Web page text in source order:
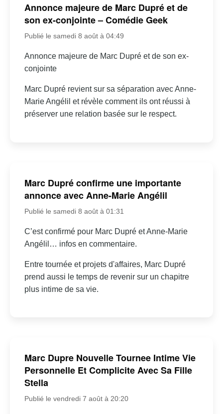
Annonce majeure de Marc Dupré et de
son ex-conjointe – Comédie Geek
Publié le samedi 8 août à 04:49
Annonce majeure de Marc Dupré et de son ex-
conjointe
Marc Dupré revient sur sa séparation avec Anne-
Marie Angélil et révèle comment ils ont réussi à
préserver une relation basée sur le respect.
Marc Dupré confirme une importante
annonce avec Anne-Marie Angélil
Publié le samedi 8 août à 01:31
C’est confirmé pour Marc Dupré et Anne-Marie
Angélil… infos en commentaire.
Entre tournée et projets d'affaires, Marc Dupré
prend aussi le temps de revenir sur un chapitre
plus intime de sa vie.
Marc Dupre Nouvelle Tournee Intime Vie
Personnelle Et Complicite Avec Sa Fille
Stella
Publié le vendredi 7 août à 20:20